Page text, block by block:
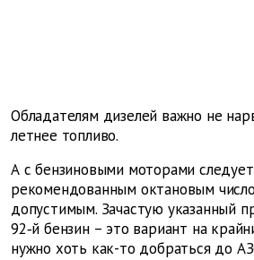
Обладателям дизелей важно не
летнее топливо.
А с бензиновыми моторами
рекомендованным октановым
допустимым. Зачастую указанный
92‑й бензин – это вариант на
нужно хоть как-то добраться до